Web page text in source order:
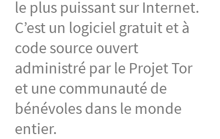
le plus puissant sur Internet.
C’est un logiciel gratuit et à
code source ouvert
administré par le Projet Tor
et une communauté de
bénévoles dans le monde
entier.